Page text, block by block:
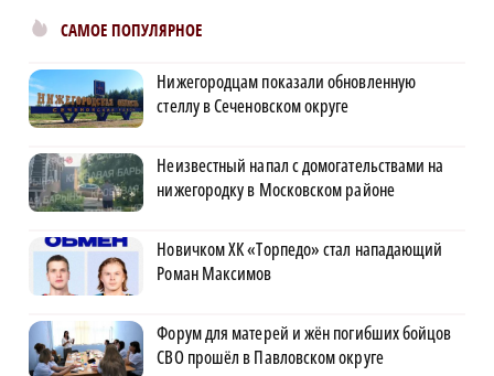
САМОЕ ПОПУЛЯРНОЕ
Нижегородцам показали обновленную
стеллу в Сеченовском округе
Неизвестный напал с домогательствами на
нижегородку в Московском районе
Новичком ХК «Торпедо» стал нападающий
Роман Максимов
Форум для матерей и жён погибших бойцов
СВО прошёл в Павловском округе